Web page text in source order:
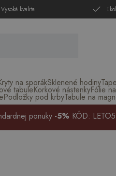
Vysoká kvalita
na sporákSklenené hodiny
tabuleKorkové nástenkyFólie
Podložky pod krbyTabule na
ponuky -5% KÓD: LETO5